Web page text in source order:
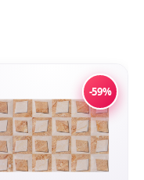
-59%